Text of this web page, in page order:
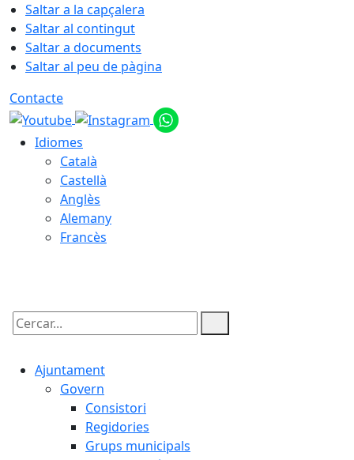
Saltar a la capçalera
Saltar al contingut
Saltar a documents
Saltar al peu de pàgina
Contacte
Idiomes
Català
Castellà
Anglès
Alemany
Francès
Cercar:
Ajuntament
Govern
Consistori
Regidories
Grups municipals